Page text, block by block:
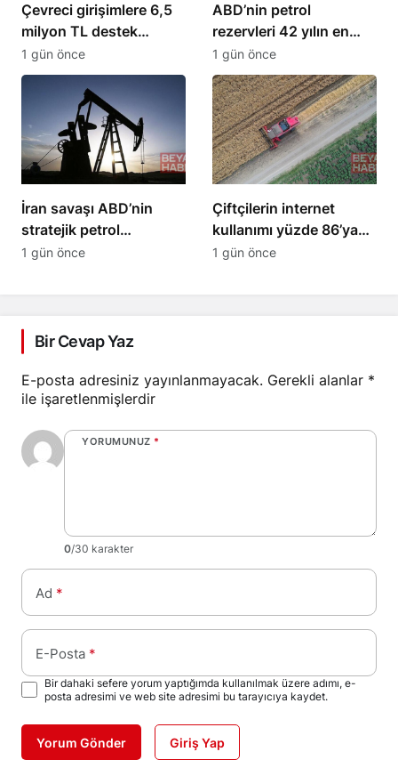
Çevreci girişimlere 6,5
milyon TL destek
sağlanacak
1 gün önce
ABD’nin petrol
rezervleri 42 yılın en
düşük seviyesine indi
1 gün önce
İran savaşı ABD’nin
stratejik petrol
rezervlerini 43 yılın en
1 gün önce
Çiftçilerin internet
kullanımı yüzde 86’ya
ulaştı, 10 yılda iki katına
1 gün önce
Bir Cevap Yaz
E-posta adresiniz yayınlanmayacak. Gerekli alanlar *
ile işaretlenmişlerdir
YORUMUNUZ *
0/30 karakter
Ad *
E-Posta *
Bir dahaki sefere yorum yaptığımda kullanılmak üzere adımı, e-
posta adresimi ve web site adresimi bu tarayıcıya kaydet.
Yorum Gönder Giriş Yap